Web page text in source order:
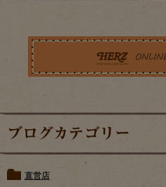
ブログカテゴリー
直営店